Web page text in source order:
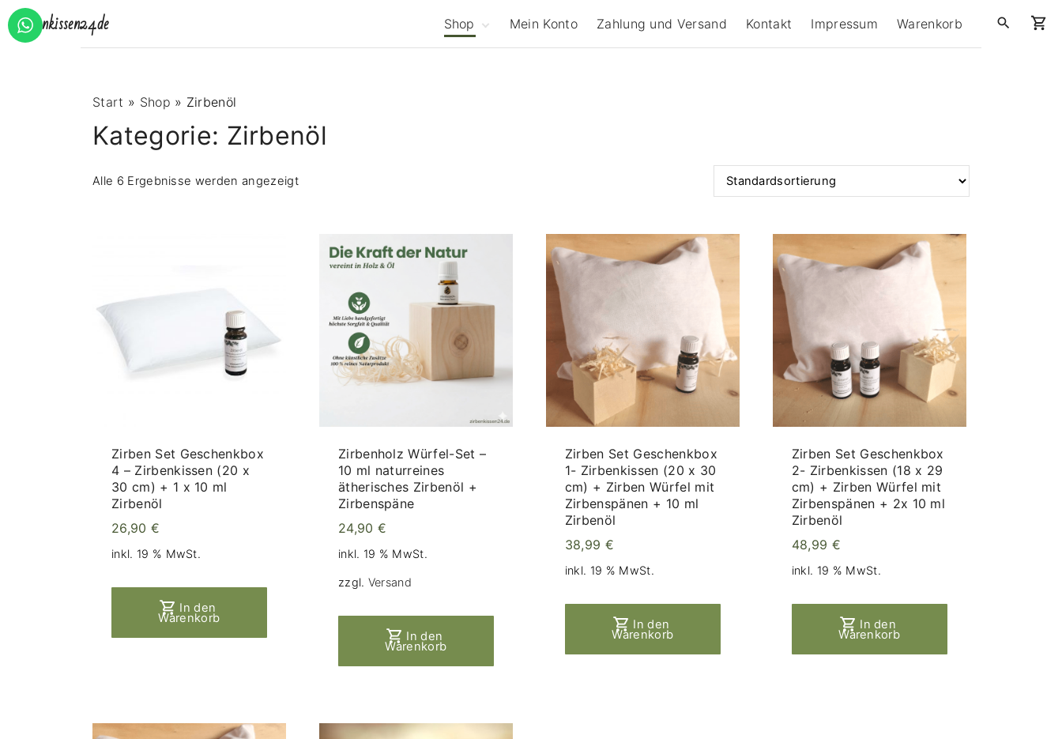
Zirbenkissen24.de Shop
80 x 80
Zirbendecken
Mein Konto Zahlung und Versand Kontakt Impressum Warenkorb
Start » Shop » Zirbenöl
Kategorie: Zirbenöl
Alle 6 Ergebnisse werden angezeigt
Zirben Set Geschenkbox
4 – Zirbenkissen (20 x
30 cm) + 1 x 10 ml
Zirbenöl
26,90 €
inkl. 19 % MwSt.
In den
Warenkorb
Zirbenholz Würfel-Set –
10 ml naturreines
ätherisches Zirbenöl +
Zirbenspäne
24,90 €
inkl. 19 % MwSt.
zzgl. Versand
In den
Warenkorb
Zirben Set Geschenkbox
1- Zirbenkissen (20 x 30
cm) + Zirben Würfel mit
Zirbenspänen + 10 ml
Zirbenöl
38,99 €
inkl. 19 % MwSt.
In den
Warenkorb
Zirben Set Geschenkbox
2- Zirbenkissen (18 x 29
cm) + Zirben Würfel mit
Zirbenspänen + 2x 10 ml
Zirbenöl
48,99 €
inkl. 19 % MwSt.
In den
Warenkorb